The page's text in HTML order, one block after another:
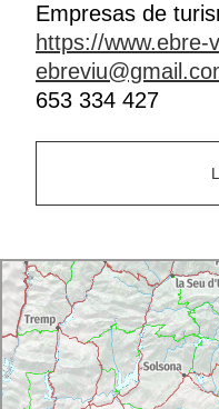
Empresas de
https://www.ebre-
653 334 427